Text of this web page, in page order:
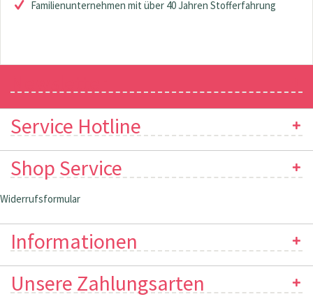
Familienunternehmen mit über 40 Jahren Stofferfahrung
Service Hotline
Shop Service
Widerrufsformular
Informationen
Unsere Zahlungsarten